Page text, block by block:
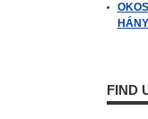
FIND